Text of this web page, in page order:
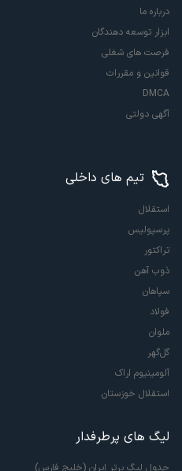
درباره ما
ابزار توسعه دهندگان
فرصت های شغلی
قوانین و مقررات
DMCA
آگهی دولتی
تیم های داخلی
استقلال
پرسپولیس
تراکتور
ذوب آهن
سپاهان
فولاد
ملوان
گل‌گهر
آلومینیوم اراک
استقلال خوزستان
لیگ های پرطرفدار
جدول لیگ برتر ایران (خلیج فارس)